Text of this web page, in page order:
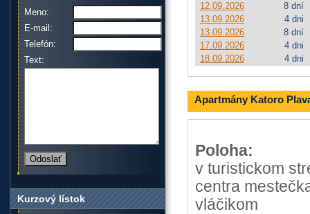
12.09.2026
8 dní
13.09.2026
4 dni
13.09.2026
8 dní
17.09.2026
4 dni
18.09.2026
4 dni
Apartmány Katoro
Poloha:
v turistickom
centra
vláčikom
Meno:
E-mail:
Telefón:
Text:
Kurzový lístok